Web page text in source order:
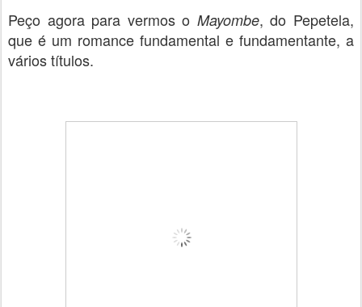
Peço agora para vermos o Mayombe, do Pepetela,
que é um romance fundamental e fundamentante, a
vários títulos.